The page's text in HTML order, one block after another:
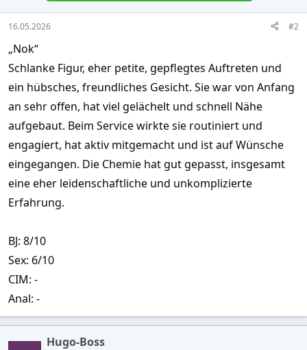
16.05.2026 #2
„Nok“
Schlanke Figur, eher petite, gepflegtes Auftreten und
ein hübsches, freundliches Gesicht. Sie war von Anfang
an sehr offen, hat viel gelächelt und schnell Nähe
aufgebaut. Beim Service wirkte sie routiniert und
engagiert, hat aktiv mitgemacht und ist auf Wünsche
eingegangen. Die Chemie hat gut gepasst, insgesamt
eine eher leidenschaftliche und unkomplizierte
Erfahrung.
BJ: 8/10
Sex: 6/10
CIM: -
Anal: -
Hugo-Boss